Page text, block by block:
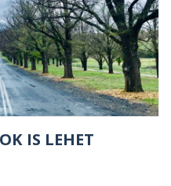
IS LEHET